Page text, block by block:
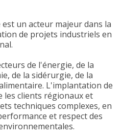
un acteur majeur dans la
de projets industriels en
de l'énergie, de la
de la sidérurgie, de la
L'implantation de
les clients régionaux et
techniques complexes, en
et respect des